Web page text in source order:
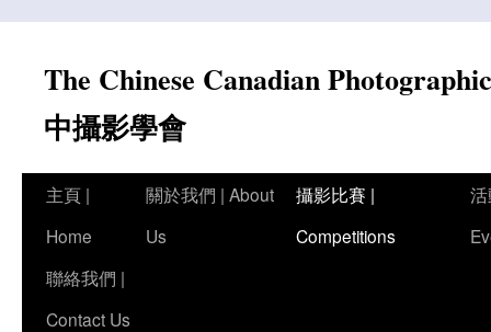
contentThe Chinese Canadian
中攝影學會
主頁 |
Home
關於我們 | About
Us
攝影比賽 |
Competitions
聯絡我們 |
Contact Us